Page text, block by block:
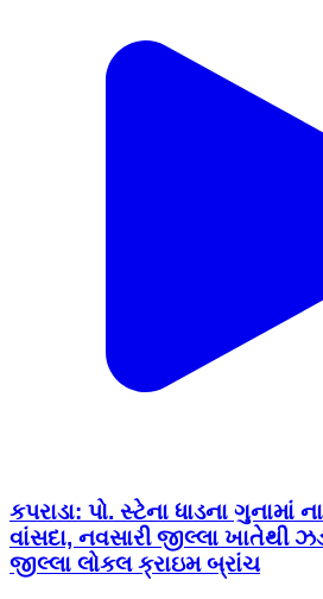
કપરાડા: પો. સ્ટેના ધાડના ગુનામાં
વાંસદા, નવસારી જીલ્લા ખાતેથી
જીલ્લા લોકલ ક્રાઇમ બ્રાંચ